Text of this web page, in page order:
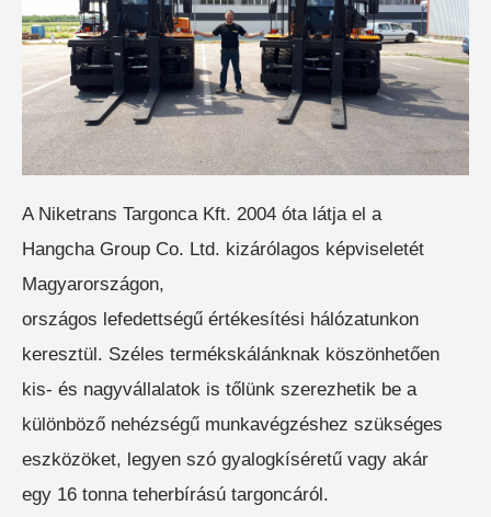
ELEKTROMOS RAKLAPEMELŐ
TARGONCA
ELEKTROMOS KOMISSIÓZÓ
A Niketrans Targonca Kft. 2004 óta látja el a
Hangcha Group Co. Ltd. kizárólagos képviseletét
Magyarországon,
országos lefedettségű értékesítési hálózatunkon
keresztül. Széles termékskálánknak köszönhetően
kis- és nagyvállalatok is tőlünk szerezhetik be a
különböző nehézségű munkavégzéshez szükséges
eszközöket, legyen szó gyalogkíséretű vagy akár
egy 16 tonna teherbírású targoncáról.